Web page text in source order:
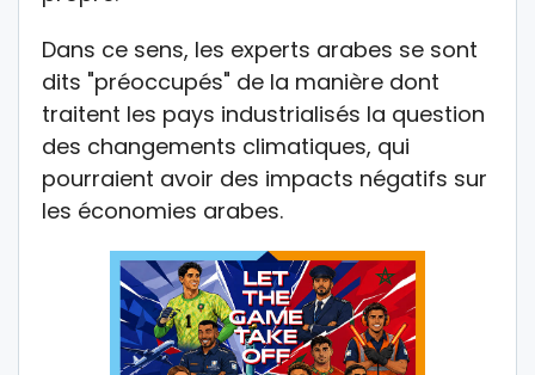
Dans ce sens, les experts arabes se sont
dits "préoccupés" de la manière dont
traitent les pays industrialisés la question
des changements climatiques, qui
pourraient avoir des impacts négatifs sur
les économies arabes.